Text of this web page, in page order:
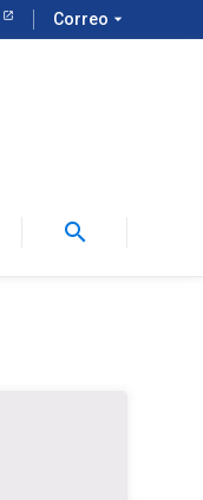
Correo arrow_drop_down
search